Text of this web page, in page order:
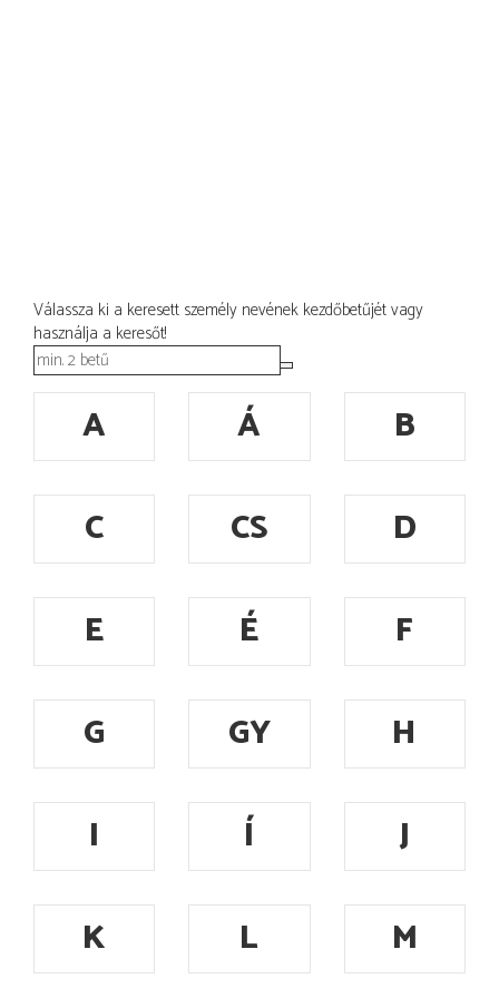
Válassza ki a keresett személy nevének kezdőbetűjét vagy
használja a keresőt!
A Á
B
C
CS
D
E
É
F
G
GY
H
I
Í
J
K
L M